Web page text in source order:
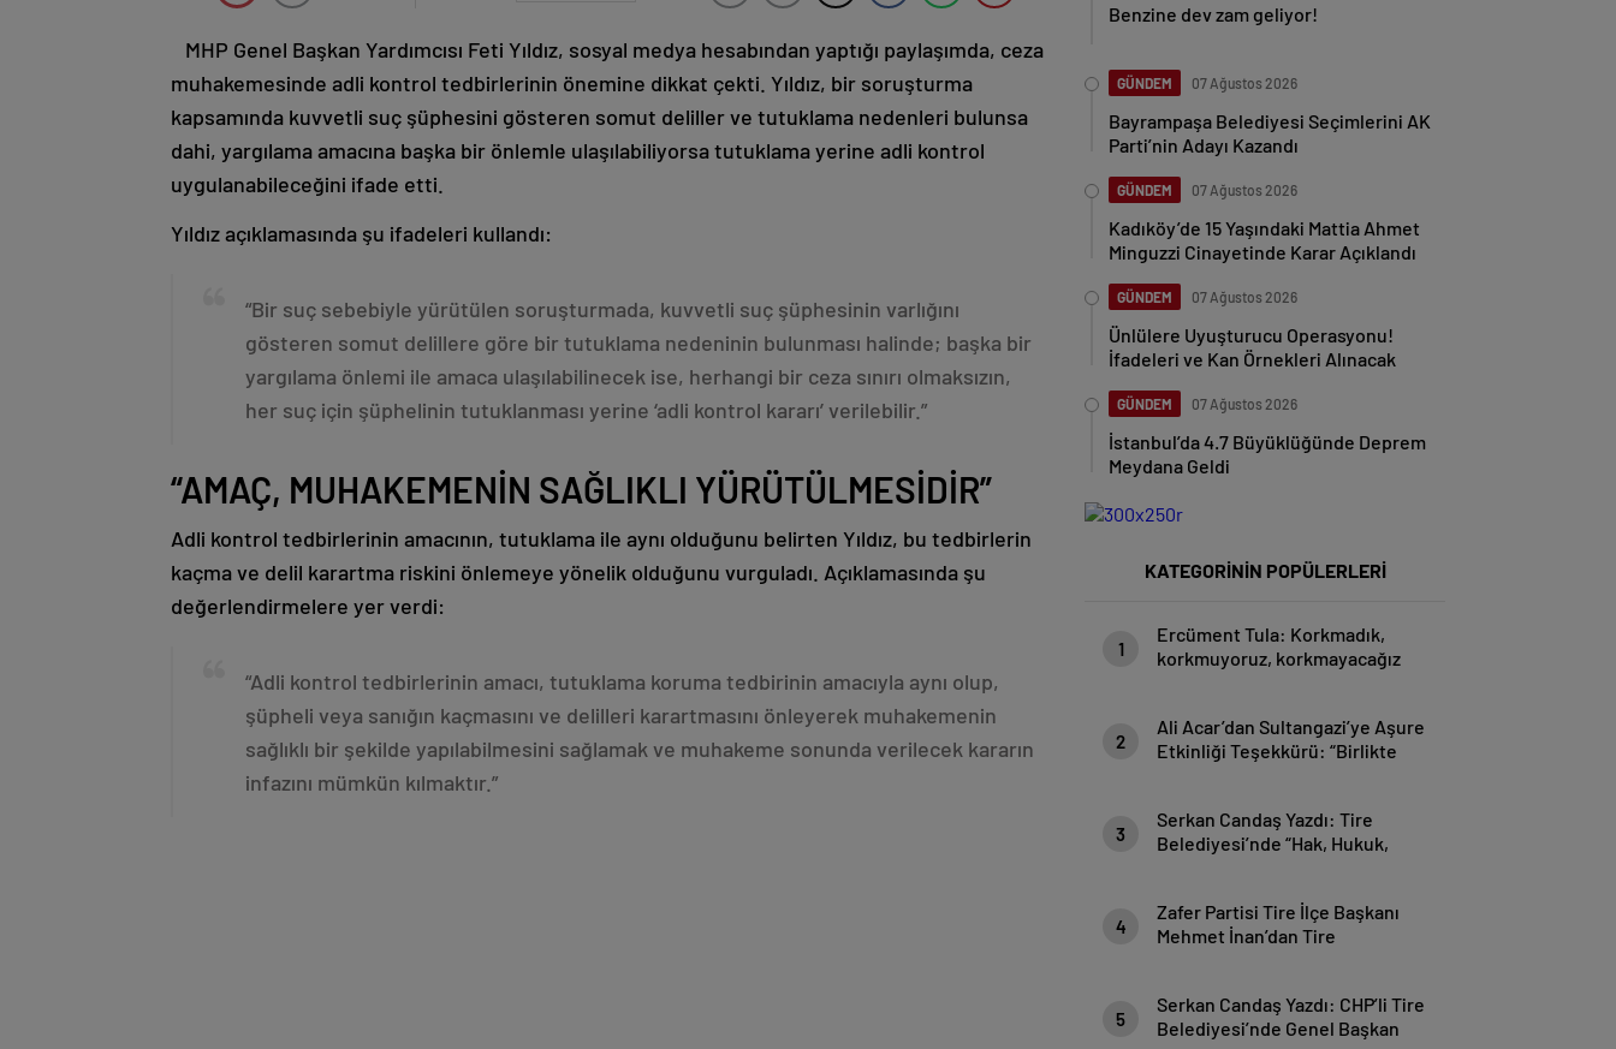
MHP Genel Başkan Yardımcısı Feti Yıldız, sosyal medya hesabından yaptığı paylaşımda, ceza
muhakemesinde adli kontrol tedbirlerinin önemine dikkat çekti. Yıldız, bir soruşturma
kapsamında kuvvetli suç şüphesini gösteren somut deliller ve tutuklama nedenleri bulunsa
dahi, yargılama amacına başka bir önlemle ulaşılabiliyorsa tutuklama yerine adli kontrol
uygulanabileceğini ifade etti.
Yıldız açıklamasında şu ifadeleri kullandı:
“Bir suç sebebiyle yürütülen soruşturmada, kuvvetli suç şüphesinin varlığını
gösteren somut delillere göre bir tutuklama nedeninin bulunması halinde; başka bir
yargılama önlemi ile amaca ulaşılabilinecek ise, herhangi bir ceza sınırı olmaksızın,
her suç için şüphelinin tutuklanması yerine ‘adli kontrol kararı’ verilebilir.”
“AMAÇ, MUHAKEMENİN SAĞLIKLI YÜRÜTÜLMESİDİR”
Adli kontrol tedbirlerinin amacının, tutuklama ile aynı olduğunu belirten Yıldız, bu tedbirlerin
kaçma ve delil karartma riskini önlemeye yönelik olduğunu vurguladı. Açıklamasında şu
değerlendirmelere yer verdi:
“Adli kontrol tedbirlerinin amacı, tutuklama koruma tedbirinin amacıyla aynı olup,
şüpheli veya sanığın kaçmasını ve delilleri karartmasını önleyerek muhakemenin
sağlıklı bir şekilde yapılabilmesini sağlamak ve muhakeme sonunda verilecek kararın
infazını mümkün kılmaktır.”
Benzine dev zam geliyor!
GÜNDEM 07 Ağustos 2026
Bayrampaşa Belediyesi Seçimlerini AK
Parti’nin Adayı Kazandı
GÜNDEM 07 Ağustos 2026
Kadıköy’de 15 Yaşındaki Mattia Ahmet
Minguzzi Cinayetinde Karar Açıklandı
GÜNDEM 07 Ağustos 2026
Ünlülere Uyuşturucu Operasyonu!
İfadeleri ve Kan Örnekleri Alınacak
GÜNDEM 07 Ağustos 2026
İstanbul’da 4.7 Büyüklüğünde Deprem
Meydana Geldi
KATEGORİNİN POPÜLERLERİ
1
Ercüment Tula: Korkmadık,
korkmuyoruz, korkmayacağız
2
Ali Acar’dan Sultangazi’ye Aşure
Etkinliği Teşekkürü: “Birlikte
3
Serkan Candaş Yazdı: Tire
Belediyesi’nde “Hak, Hukuk,
4
Zafer Partisi Tire İlçe Başkanı
Mehmet İnan’dan Tire
5
Serkan Candaş Yazdı: CHP’li Tire
Belediyesi’nde Genel Başkan